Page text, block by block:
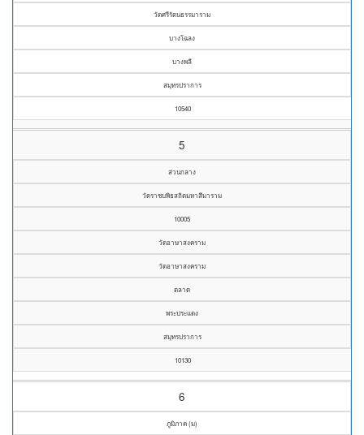
วัดศรีรัตนธรรมาราม
บางโฉลง
บางพลี
สมุทรปราการ
10540
5
ส่วนกลาง
วัดราชบพิธสถิตมหาสีมาราม
10005
วัดอาษาสงคราม
วัดอาษาสงคราม
ตลาด
พระประแดง
สมุทรปราการ
10130
6
ภูมิภาค (ม)